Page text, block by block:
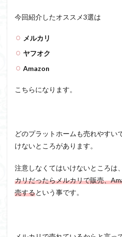
今回紹介したオススメ3選は
メルカリ
ヤフオク
Amazon
こちらになります。
どのプラットホームも売れやすい
けないところがあります。
注意しなくてはいけないところは
カリだったらメルカリで販売、
売するという事です。